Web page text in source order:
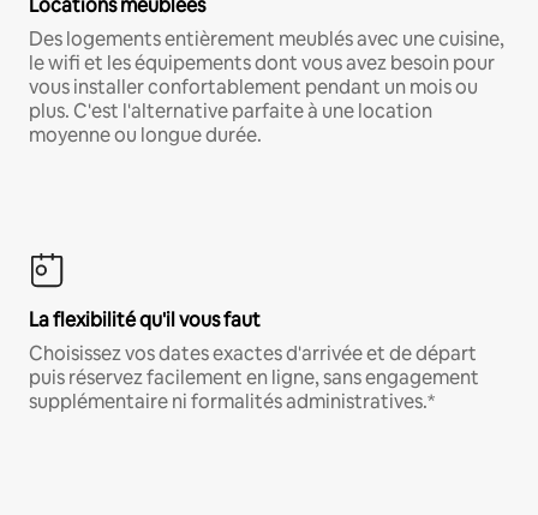
Des logements entièrement meublés avec une cuisine,
le wifi et les équipements dont vous avez besoin pour
vous installer confortablement pendant un mois ou
plus. C'est l'alternative parfaite à une location
moyenne ou longue durée.
La flexibilité qu'il vous faut
Choisissez vos dates exactes d'arrivée et de départ
puis réservez facilement en ligne, sans engagement
supplémentaire ni formalités administratives.*